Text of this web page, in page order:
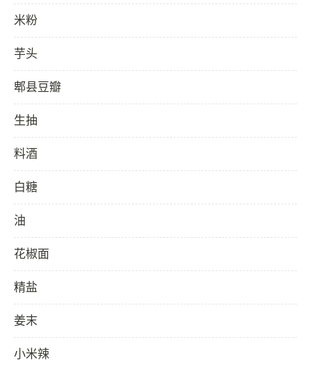
米粉
芋头
郫县豆瓣
生抽
料酒
白糖
油
花椒面
精盐
姜末
小米辣